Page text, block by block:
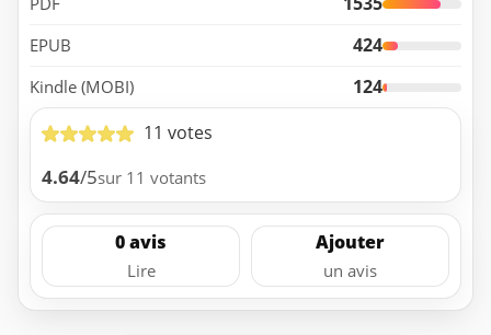
EPUB 424
Kindle (MOBI)
124
11 votes
4.64/5sur 11 votants
0 avis
Lire
Ajouter
un avis